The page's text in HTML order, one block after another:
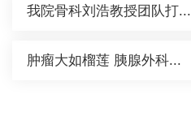
我院骨科刘浩教授团队打...
肿瘤大如榴莲 胰腺外科...